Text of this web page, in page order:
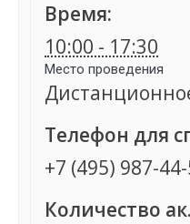
Время:
10:00 - 17:30
Место проведения
Телефон для
+7 (495) 987-
Количество